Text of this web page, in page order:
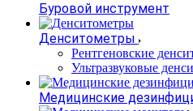
Буровой инструмент
Денситометры
Рентгеновские
Ультразвуковые
Медицинские